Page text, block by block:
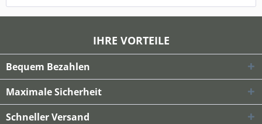
IHRE VORTEILE
Bequem Bezahlen
Maximale Sicherheit
Schneller Versand